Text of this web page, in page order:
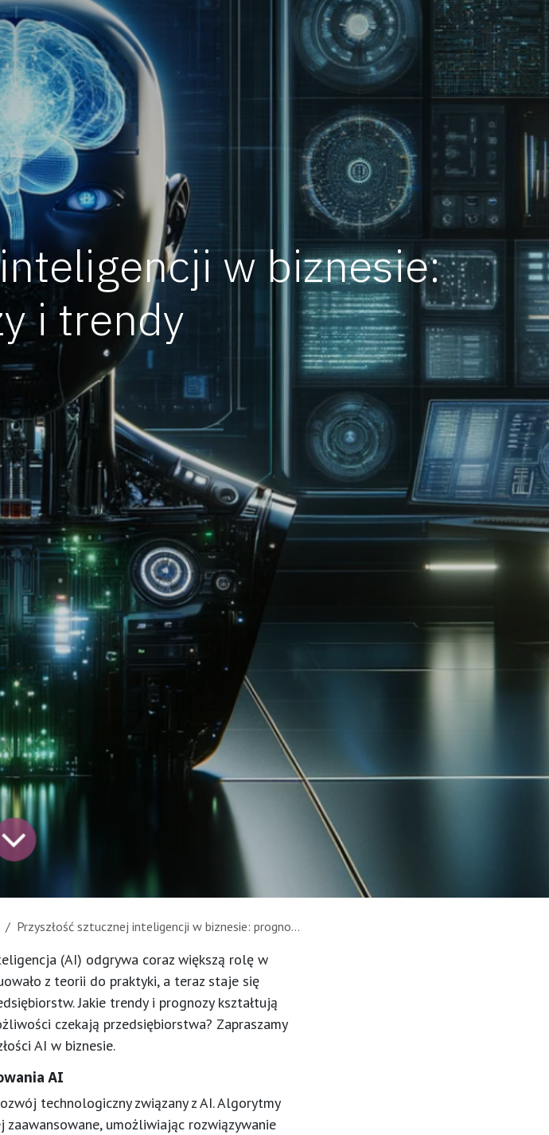
w biznesie:
i trendy
Przyszłość sztucznej inteligencji w biznesie: prognozy i trendy
(AI) odgrywa coraz większą rolę w
z teorii do praktyki, a teraz staje się
Jakie trendy i prognozy kształtują
czekają przedsiębiorstwa? Zapraszamy
AI w biznesie.
AI
technologiczny związany z AI. Algorytmy
umożliwiając rozwiązywanie